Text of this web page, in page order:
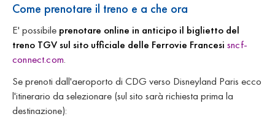
Come prenotare il treno e a che ora
E' possibile prenotare online in anticipo il biglietto del
treno TGV sul sito ufficiale delle Ferrovie Francesi sncf-
connect.com.
Se prenoti dall'aeroporto di CDG verso Disneyland Paris ecco
l'itinerario da selezionare (sul sito sarà richiesta prima la
destinazione):